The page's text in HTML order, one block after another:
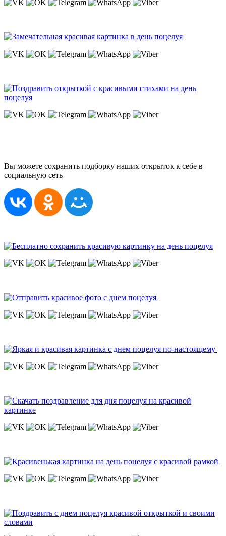
Вы можете сохранить подборку наших открыток к себе в
социальную сеть